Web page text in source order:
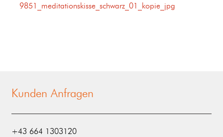
9851_meditationskisse_schwarz_01_kopie_jpg
Kunden Anfragen
‭+43 664 1303120‬